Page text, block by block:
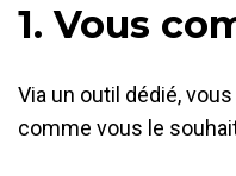
1. Vous
Via un outil dédié,
comme vous le